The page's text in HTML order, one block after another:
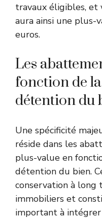
travaux éligibles, et
aura ainsi une
euros.
Les
fonction de
détention du
Une spécificité
réside dans les
plus-value en
détention du bien.
conservation à long
immobiliers et
important à